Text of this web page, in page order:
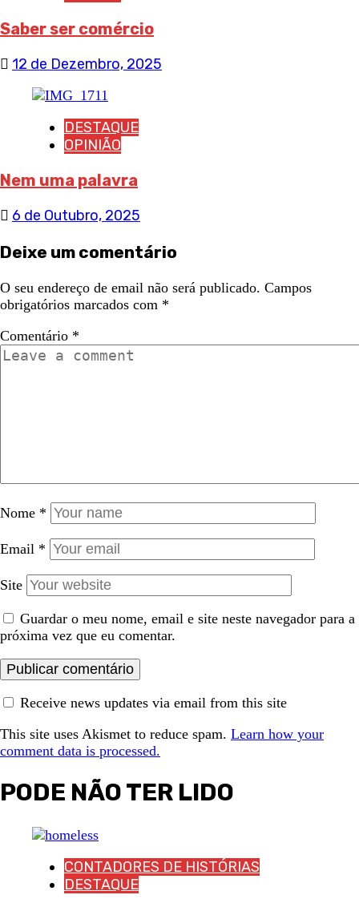
Saber ser comércio
12 de Dezembro, 2025
DESTAQUE
OPINIÃO
Nem uma palavra
6 de Outubro, 2025
Deixe um comentário
O seu endereço de email não será publicado. Campos
obrigatórios marcados com *
Comentário *
Nome *
Email *
Site
Guardar o meu nome, email e site neste navegador para a
próxima vez que eu comentar.
Receive news updates via email from this site
This site uses Akismet to reduce spam. Learn how your
comment data is processed.
PODE NÃO TER LIDO
CONTADORES DE HISTÓRIAS
DESTAQUE